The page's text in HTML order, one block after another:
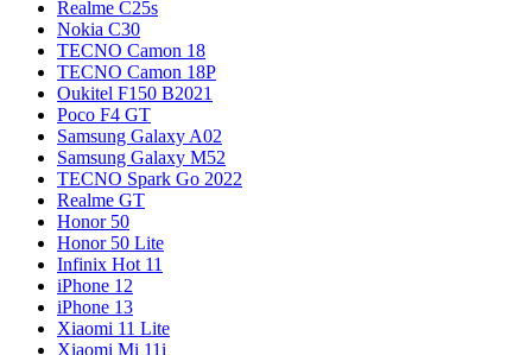
Realme C25s
Nokia C30
TECNO Camon 18
TECNO Camon 18P
Oukitel F150 B2021
Poco F4 GT
Samsung Galaxy A02
Samsung Galaxy M52
TECNO Spark Go 2022
Realme GT
Honor 50
Honor 50 Lite
Infinix Hot 11
iPhone 12
iPhone 13
Xiaomi 11 Lite
Xiaomi Mi 11i